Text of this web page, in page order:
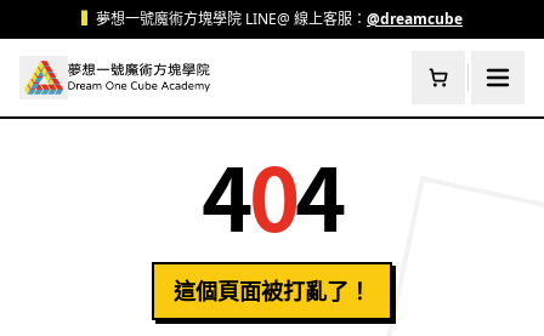
跳至主要內容夢想一號魔術方塊學院 LINE@ 線上客服： @dreamcube
404
這個頁面被打亂了！